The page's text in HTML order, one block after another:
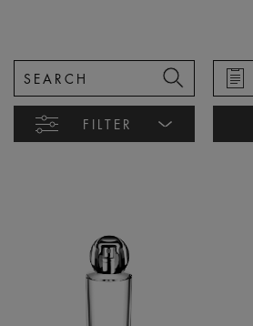
FILTER